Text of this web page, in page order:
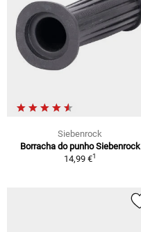
Siebenrock
Borracha do punho Siebenrock
14,99 €1